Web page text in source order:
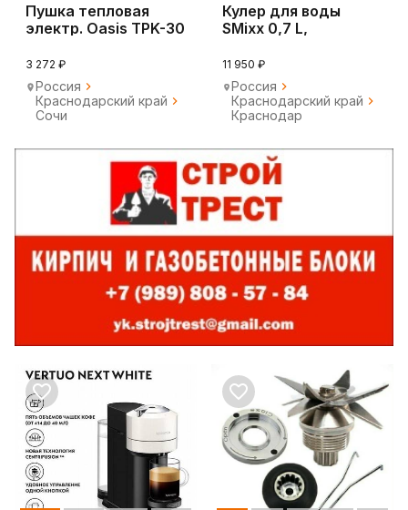
Пушка тепловая
электр. Oasis TPK-30
3 272 ₽
Россия
Краснодарский край
Сочи
Кулер для воды
SMixx 0,7 L,
11 950 ₽
Россия
Краснодарский край
Краснодар